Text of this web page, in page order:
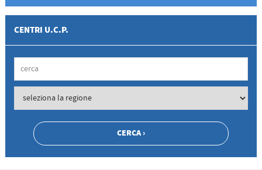
CENTRI U.C.P.